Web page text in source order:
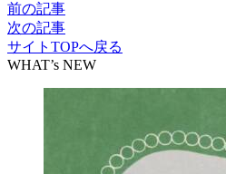
前の記事
次の記事
サイトTOPへ戻る
WHAT’s NEW